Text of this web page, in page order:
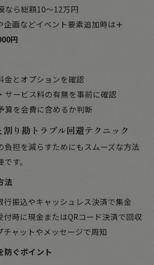
なら総額10～12万円
企画などイベント要素追加時は＋
円
金とオプションを確認
サービス料の有無を事前に確認
算を会費に含めるか判断
り勘トラブル回避テクニック
負担を減らすためにもスムーズな方法
す。
法
行振込やキャッシュレス決済で集金
付時に現金またはQRコード決済で回収
チャットやメッセージで周知
防ぐポイント